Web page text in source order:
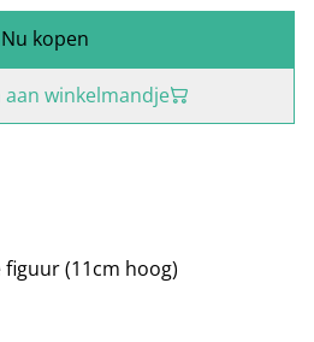
Nu kopen
aan winkelmandje
(11cm hoog)